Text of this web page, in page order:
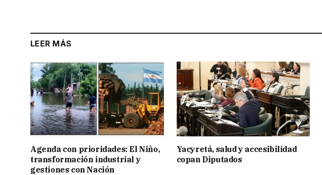
LEER MÁS
Agenda con prioridades: El Niño,
transformación industrial y
gestiones con Nación
Yacyretá, salud y accesibilidad
copan Diputados